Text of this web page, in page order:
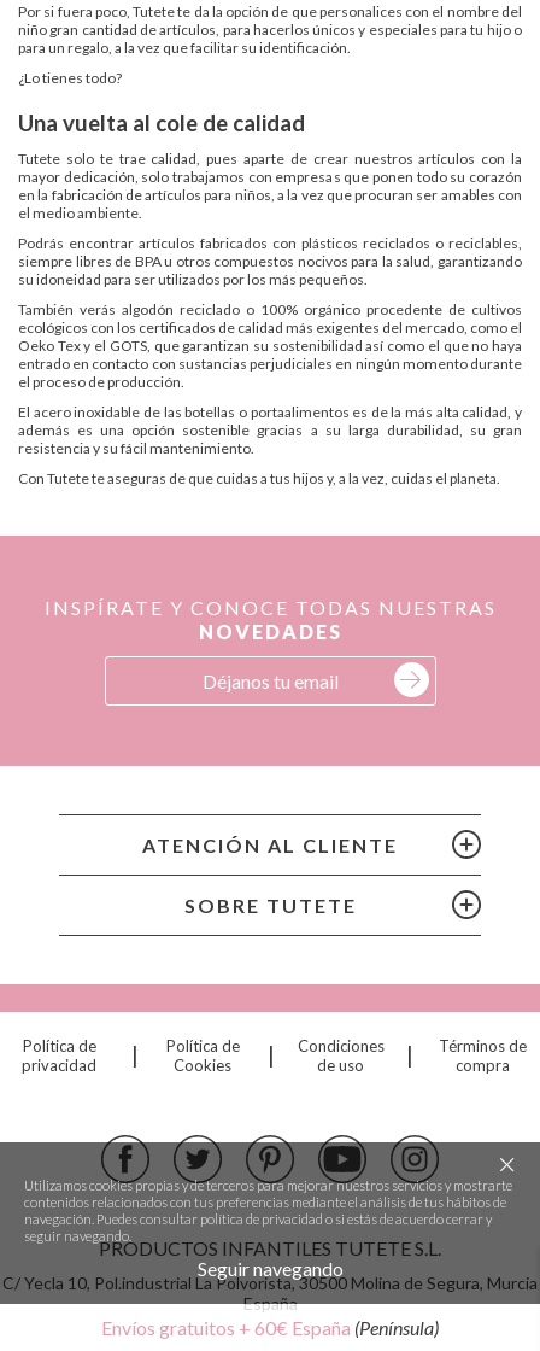
Por si fuera poco, Tutete te da la opción de que personalices con el nombre del
niño gran cantidad de artículos, para hacerlos únicos y especiales para tu hijo o
para un regalo, a la vez que facilitar su identificación.
¿Lo tienes todo?
Una vuelta al cole de calidad
Tutete solo te trae calidad, pues aparte de crear nuestros artículos con la
mayor dedicación, solo trabajamos con empresas que ponen todo su corazón
en la fabricación de artículos para niños, a la vez que procuran ser amables con
el medio ambiente.
Podrás encontrar artículos fabricados con plásticos reciclados o reciclables,
siempre libres de BPA u otros compuestos nocivos para la salud, garantizando
su idoneidad para ser utilizados por los más pequeños.
También verás algodón reciclado o 100% orgánico procedente de cultivos
ecológicos con los certificados de calidad más exigentes del mercado, como el
Oeko Tex y el GOTS, que garantizan su sostenibilidad así como el que no haya
entrado en contacto con sustancias perjudiciales en ningún momento durante
el proceso de producción.
El acero inoxidable de las botellas o portaalimentos es de la más alta calidad, y
además es una opción sostenible gracias a su larga durabilidad, su gran
resistencia y su fácil mantenimiento.
Con Tutete te aseguras de que cuidas a tus hijos y, a la vez, cuidas el planeta.
Utilizamos cookies propias y de terceros para mejorar nuestros servicios y mostrarte
contenidos relacionados con tus preferencias mediante el análisis de tus hábitos de
navegación. Puedes consultar política de privacidad o si estás de acuerdo cerrar y
seguir navegando.
Seguir navegando
Envíos gratuitos + 60€ España (Península)
INSPÍRATE Y CONOCE TODAS NUESTRAS
NOVEDADES
ATENCIÓN AL CLIENTE
SOBRE TUTETE
Política de
privacidad
|
Política de
Cookies
|
Condiciones
de uso
|
Términos de
compra
PRODUCTOS INFANTILES TUTETE S.L.
C/ Yecla 10, Pol.industrial La Polvorista,30500 Molina de Segura, Murcia
España